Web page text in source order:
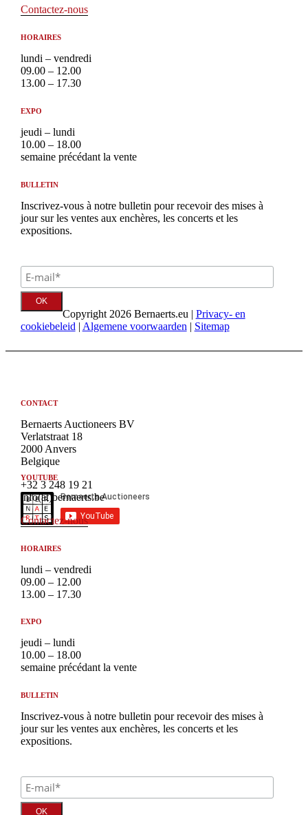
Contactez-nous
HORAIRES
lundi – vendredi
09.00 – 12.00
13.00 – 17.30
EXPO
jeudi – lundi
10.00 – 18.00
semaine précédant la vente
BULLETIN
Inscrivez-vous à notre bulletin pour recevoir des mises à
jour sur les ventes aux enchères, les concerts et les
expositions.
YOUTUBE
Copyright 2026 Bernaerts.eu | Privacy- en
cookiebeleid | Algemene voorwaarden | Sitemap
CONTACT
Bernaerts Auctioneers BV
Verlatstraat 18
2000 Anvers
Belgique
+32 3 248 19 21
info(at)bernaerts.be
Contactez-nous
HORAIRES
lundi – vendredi
09.00 – 12.00
13.00 – 17.30
EXPO
jeudi – lundi
10.00 – 18.00
semaine précédant la vente
BULLETIN
Inscrivez-vous à notre bulletin pour recevoir des mises à
jour sur les ventes aux enchères, les concerts et les
expositions.